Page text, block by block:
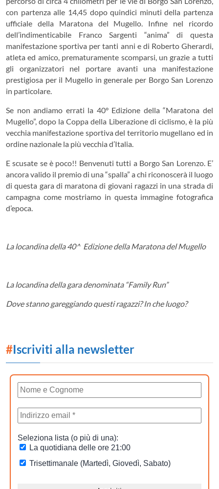
con partenza alle 14,45 dopo quindici minuti della partenza
ufficiale della Maratona del Mugello. Infine nel ricordo
dell’indimenticabile Franco Sargenti “anima” di questa
manifestazione sportiva per tanti anni e di Roberto Gherardi,
atleta ed amico, prematuramente scomparsi, un grazie a tutti
gli organizzatori nel portare avanti una manifestazione
prestigiosa per il Mugello in generale per Borgo San Lorenzo
in particolare.
Se non andiamo errati la 40° Edizione della “Maratona del
Mugello”, dopo la Coppa della Liberazione di ciclismo, è la più
vecchia manifestazione sportiva del territorio mugellano ed in
ordine nazionale la più vecchia d’Italia.
E scusate se è poco!! Benvenuti tutti a Borgo San Lorenzo. E’
ancora valido il premio di una “spalla” a chi riconoscerà il luogo
di questa gara di maratona di giovani ragazzi in una strada di
campagna come mostriamo in questa immagine fotografica
d’epoca.
La locandina della 40^ Edizione della Maratona del Mugello
La locandina della gara denominata “Family Run”
Dove stanno gareggiando questi ragazzi? In che luogo?
#Iscriviti alla newsletter